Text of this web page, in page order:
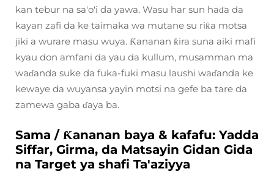
kan tebur na sa'o'i da yawa. Wasu har sun haɗa da
kayan zafi da ke taimaka wa mutane su riƙa motsa
jiki a wurare masu wuya. Ƙananan ƙira suna aiki mafi
kyau don amfani da yau da kullum, musamman ma
waɗanda suke da fuka-fuki masu laushi waɗanda ke
kewaye da wuyansa yayin motsi na gefe ba tare da
zamewa gaba ɗaya ba.
Sama / Ƙananan baya & kafafu: Yadda
Siffar, Girma, da Matsayin Gidan Gida
na Target ya shafi Ta'aziyya